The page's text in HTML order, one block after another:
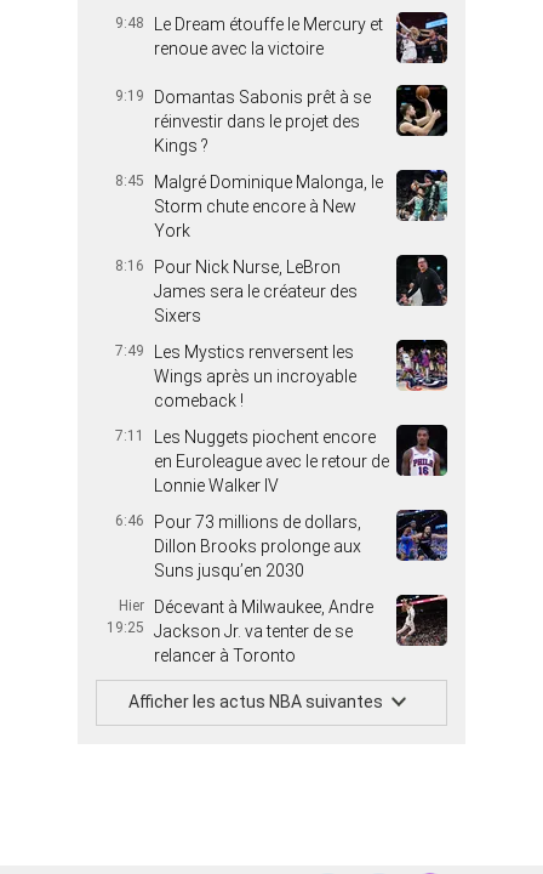
9:48
Le Dream étouffe le Mercury et
renoue avec la victoire
9:19
Domantas Sabonis prêt à se
réinvestir dans le projet des
Kings ?
8:45
Malgré Dominique Malonga, le
Storm chute encore à New
York
8:16
Pour Nick Nurse, LeBron
James sera le créateur des
Sixers
7:49
Les Mystics renversent les
Wings après un incroyable
comeback !
7:11
Les Nuggets piochent encore
en Euroleague avec le retour de
Lonnie Walker IV
6:46
Pour 73 millions de dollars,
Dillon Brooks prolonge aux
Suns jusqu’en 2030
Hier
19:25
Décevant à Milwaukee, Andre
Jackson Jr. va tenter de se
relancer à Toronto
Afficher les actus NBA suivantes